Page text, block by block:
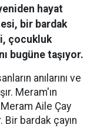
hayat
bir bardak
çocukluk
bugüne taşıyor.
anılarını ve
Meram'ın
Aile Çay
bardak çayın